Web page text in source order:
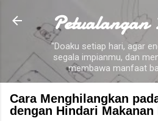
Skip to main
"Doaku setiap hari, agar
segala impianmu, dan
membawa manfaat
Cara Menghilangkan
dengan Hindari Makanan